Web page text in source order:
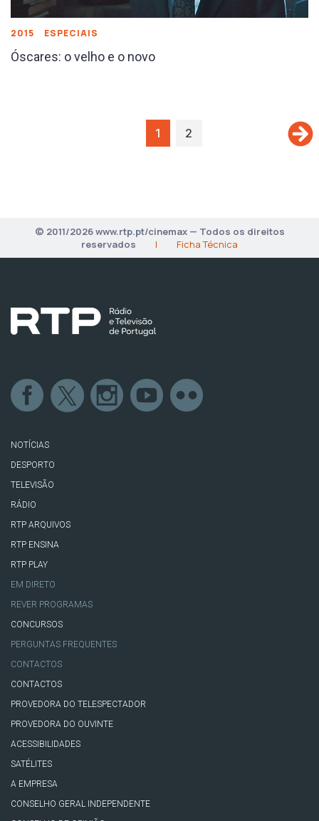
2015 ESPECIAIS
Óscares: o velho e o novo
1 2
© 2011/2026 www.rtp.pt/cinemax — Todos os direitos
reservados
| Ficha Técnica
NOTÍCIAS
DESPORTO
TELEVISÃO
RÁDIO
RTP ARQUIVOS
RTP ENSINA
RTP PLAY
EM DIRETO
REVER PROGRAMAS
CONCURSOS
PERGUNTAS FREQUENTES
CONTACTOS
CONTACTOS
PROVEDORA DO TELESPECTADOR
PROVEDORA DO OUVINTE
ACESSIBILIDADES
SATÉLITES
A EMPRESA
CONSELHO GERAL INDEPENDENTE